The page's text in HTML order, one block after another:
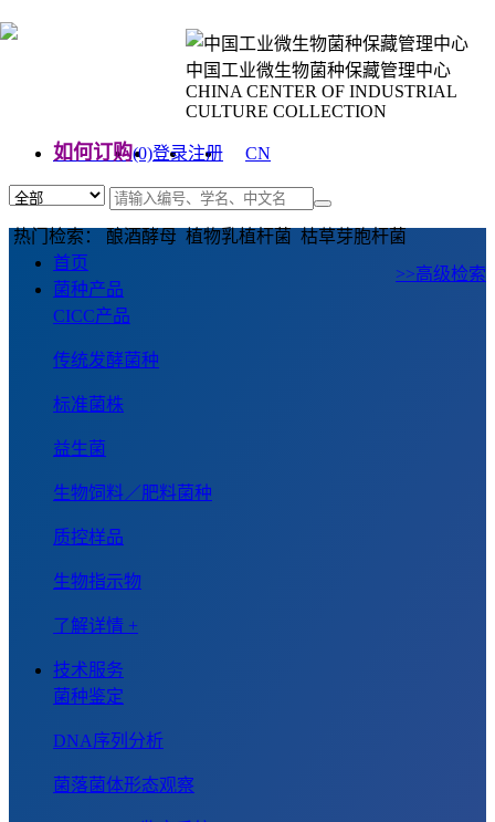
中国工业微生物菌种保藏管理中心
CHINA CENTER OF INDUSTRIAL
CULTURE COLLECTION
如何订购(0)登录注册
CN
热门检索： 酿酒酵母 植物乳植杆菌 枯草芽胞杆菌
>>高级检索
首页
菌种产品
CICC产品
传统发酵菌种
标准菌株
益生菌
生物饲料／肥料菌种
质控样品
生物指示物
了解详情 +
技术服务
菌种鉴定
DNA序列分析
菌落菌体形态观察